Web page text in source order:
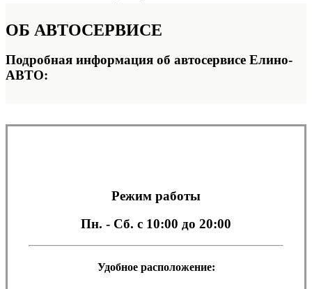
ОБ АВТОСЕРВИСЕ
Подробная информация об автосервисе Елино-
АВТО:
Режим работы
Пн. - Сб. с 10:00 до 20:00
Удобное расположение: